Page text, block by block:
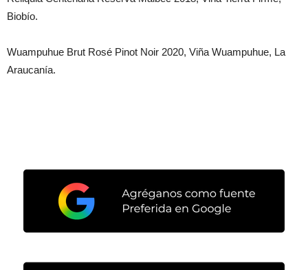
Biobío.
Wuampuhue Brut Rosé Pinot Noir 2020, Viña Wuampuhue, La
Araucanía.